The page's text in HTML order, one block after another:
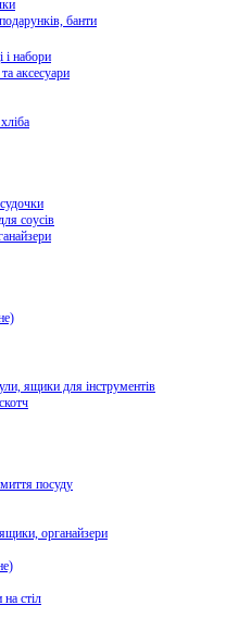
банти
і набори
аксесуари
соусів
ящики для інструментів
посуду
органайзери
стіл